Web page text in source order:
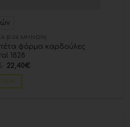
(0-36 ΜΗΝΏΝ)
φόρμα καρδούλες
1828
22,40€